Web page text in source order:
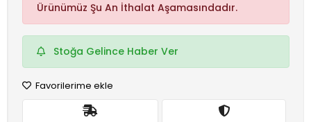
Ürünümüz Şu An İthalat Aşamasındadır.
Stoğa Gelince Haber Ver
Favorilerime ekle